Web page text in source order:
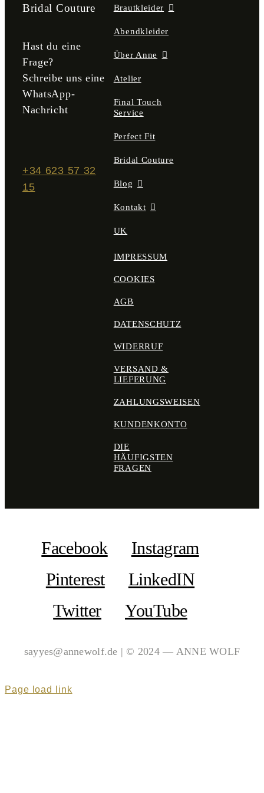
werden
Bridal Couture
Hast du eine
Frage?
Schreibe uns eine
WhatsApp-
Nachricht
+34 623 57 32
15
Brautkleider
Abendkleider
Über Anne
Atelier
Final Touch
Service
Perfect Fit
Bridal Couture
Blog
Kontakt
UK
IMPRESSUM
COOKIES
AGB
DATENSCHUTZ
WIDERRUF
VERSAND &
LIEFERUNG
ZAHLUNGSWEISEN
KUNDENKONTO
DIE
HÄUFIGSTEN
FRAGEN
Facebook
Instagram
Pinterest
LinkedIN
Twitter
YouTube
sayyes@annewolf.de | © 2024 — ANNE WOLF
Page load link